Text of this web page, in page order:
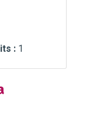
: 1